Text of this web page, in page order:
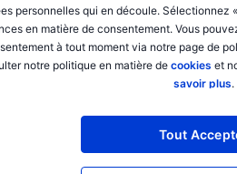
personnelles qui en découle. Sélectionnez
en matière de consentement. Vous
à tout moment via notre page de
notre politique en matière de cookies et
savoir plus.
Tout